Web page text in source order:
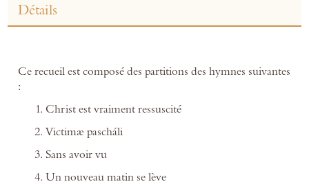
Détails
Ce recueil est composé des partitions des hymnes suivantes
:
Christ est vraiment ressuscité
Victimæ pascháli
Sans avoir vu
Un nouveau matin se lève